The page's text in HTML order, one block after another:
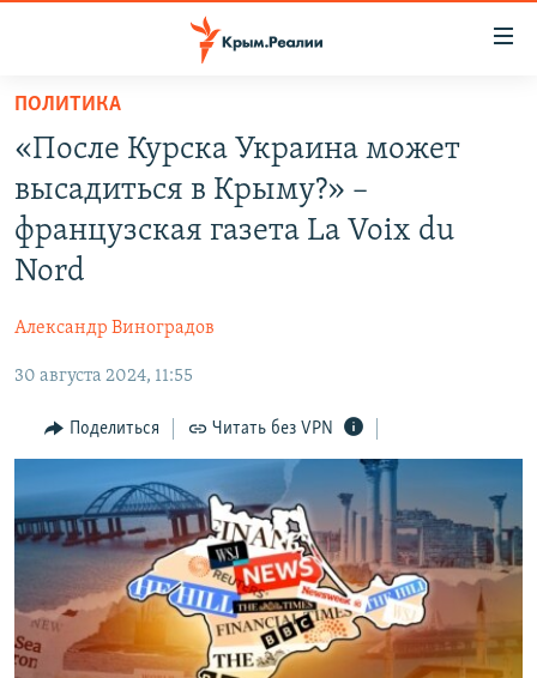
Вернуться
основному
содержанию
Вернутся
главной
Вернутся
СПЕЦПРОЕКТЫ
КАРТА ВОЕННЫХ ОБЪЕКТОВ КРЫМА
ВОДА
ИСТОРИЯ
ИНТЕРАКТИВ
ИНФОГРАФИКА
ТЕЛЕПРОЕКТ КРЫМ.РЕАЛИИ
ПРОПАВШИЕ БЕЗ ВЕСТИ
ПОБЕДИТЕЛЕЙ НЕ СУДЯТ?
КРЫМ.НЕПОКОРЕННЫЙ
ELIFBE
РАДІО СВОБОДА
КАК ОБОЙТИ БЛОКИРОВКУ
Qırımtatar
ПРИСОЕДИНЯЙТЕСЬ!
ПОЛИТИКА
«После Курска Украина может
высадиться в Крыму?» –
французская газета La Voix du
Nord
Александр Виноградов
30 августа 2024, 11:55
Поделиться Читать без VPN